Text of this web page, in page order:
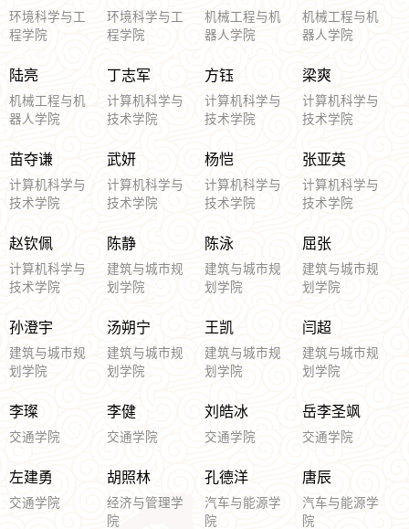
环境科学与工
程学院
环境科学与工
程学院
机械工程与机
器人学院
机械工程与机
器人学院
陆亮
机械工程与机
器人学院
丁志军
计算机科学与
技术学院
方钰
计算机科学与
技术学院
梁爽
计算机科学与
技术学院
苗夺谦
计算机科学与
技术学院
武妍
计算机科学与
技术学院
杨恺
计算机科学与
技术学院
张亚英
计算机科学与
技术学院
赵钦佩
计算机科学与
技术学院
陈静
建筑与城市规
划学院
陈泳
建筑与城市规
划学院
屈张
建筑与城市规
划学院
孙澄宇
建筑与城市规
划学院
汤朔宁
建筑与城市规
划学院
王凯
建筑与城市规
划学院
闫超
建筑与城市规
划学院
李璨
交通学院
李健
交通学院
刘皓冰
交通学院
岳李圣飒
交通学院
左建勇
交通学院
胡照林
经济与管理学
院
孔德洋
汽车与能源学
院
唐辰
汽车与能源学
院